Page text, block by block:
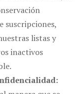
suscripciones,
listas y
inactivos